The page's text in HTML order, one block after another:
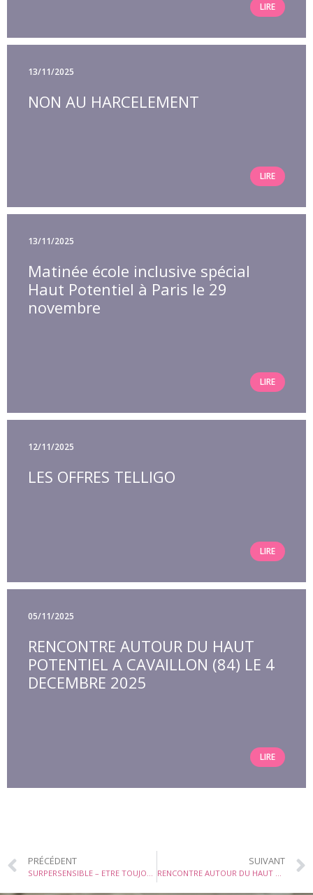
LIRE
13/11/2025
NON AU HARCELEMENT
LIRE
13/11/2025
Matinée école inclusive spécial
Haut Potentiel à Paris le 29
novembre
LIRE
12/11/2025
LES OFFRES TELLIGO
LIRE
05/11/2025
RENCONTRE AUTOUR DU HAUT
POTENTIEL A CAVAILLON (84) LE 4
DECEMBRE 2025
LIRE
PRÉCÉDENT
SURPERSENSIBLE – ETRE TOUJOURS « TROP » ET BIEN LE VIVRE
SUIVANT
RENCONTRE AUTOUR DU HAUT POTENTIEL A CHATEAUROUX le 28/01/2025